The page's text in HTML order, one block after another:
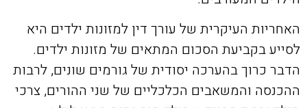
האחריות העיקרית של עורך דין למזונות ילדים היא
לסייע בקביעת הסכום המתאים של מזונות ילדים.
הדבר כרוך בהערכה יסודית של גורמים שונים, לרבות
ההכנסה והמשאבים הכלכליים של שני ההורים, צרכי